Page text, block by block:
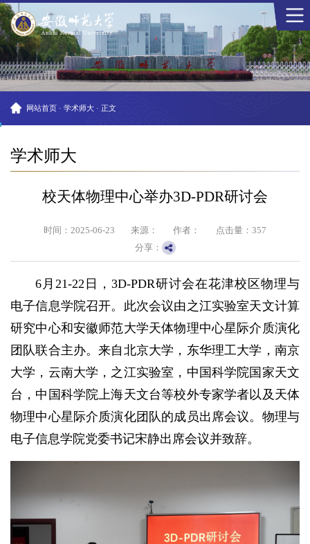
网站首页 · 学术师大 · 正文
学术师大
校天体物理中心举办3D-PDR研讨会
时间：2025-06-23 来源： 作者： 点击量： 357
分享：
6月21-22日，3D-PDR研讨会在花津校区物理与
电子信息学院召开。此次会议由之江实验室天文计算
研究中心和安徽师范大学天体物理中心星际介质演化
团队联合主办。来自北京大学，东华理工大学，南京
大学，云南大学，之江实验室，中国科学院国家天文
台，中国科学院上海天文台等校外专家学者以及天体
物理中心星际介质演化团队的成员出席会议。物理与
电子信息学院党委书记宋静出席会议并致辞。